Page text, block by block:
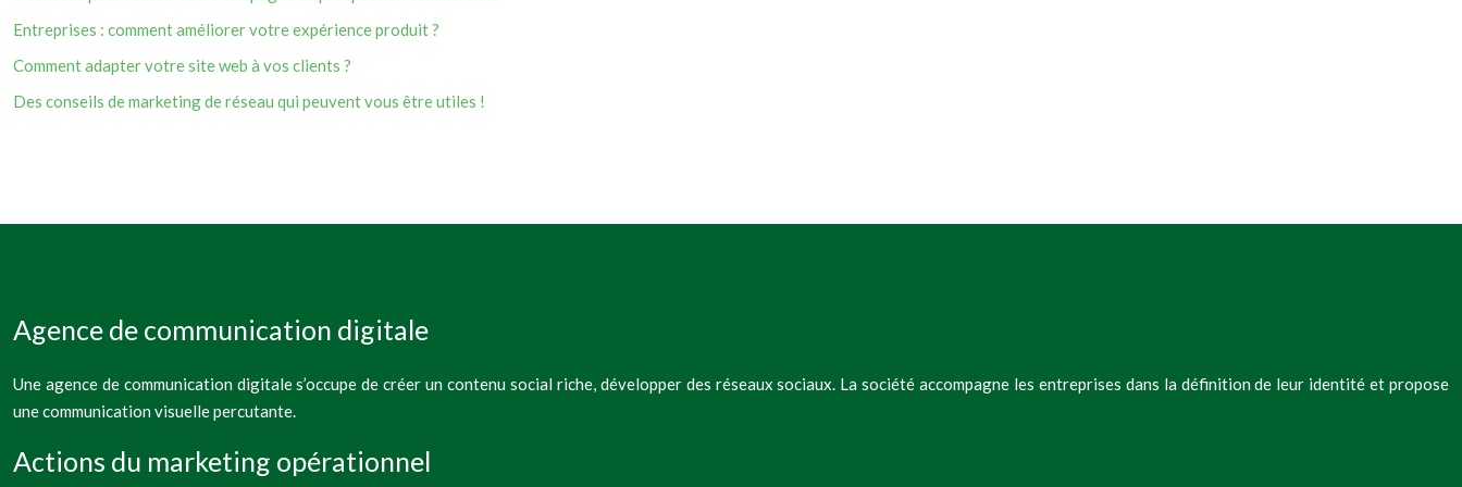
Entreprises : comment améliorer votre expérience produit ?
Comment adapter votre site web à vos clients ?
Des conseils de marketing de réseau qui peuvent vous être utiles !
Agence de communication digitale
Une agence de communication digitale s’occupe de créer un contenu social riche, développer des réseaux sociaux. La société accompagne les entreprises dans la définition de leur identité et propose
une communication visuelle percutante.
Actions du marketing opérationnel